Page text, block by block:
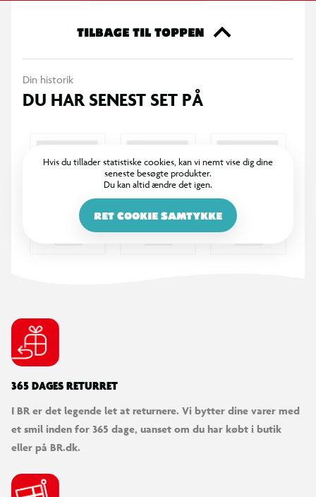
TILBAGE TIL TOPPEN
Din historik
DU HAR SENEST SET PÅ
Hvis du tillader statistiske cookies, kan vi nemt vise dig dine
seneste besøgte produkter.
Du kan altid ændre det igen.
RET COOKIE SAMTYKKE
365 DAGES RETURRET
I BR er det legende let at returnere. Vi bytter dine varer med
et smil inden for 365 dage, uanset om du har købt i butik
eller på BR.dk.